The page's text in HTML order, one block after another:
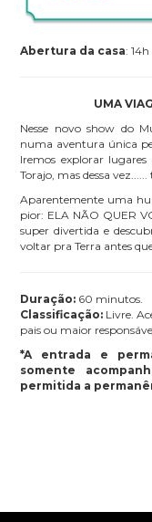
Abertura da casa: 14h
UMA
Nesse novo show do
numa aventura única
Iremos explorar
Torajo, mas dessa
Aparentemente uma
pior: ELA NÃO QUER
super divertida e
voltar pra Terra antes
Duração: 60 minutos.
Classificação: Livre.
pais ou maior
*A entrada e
somente
permitida a